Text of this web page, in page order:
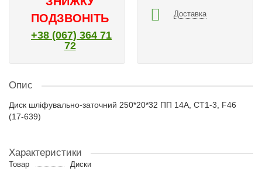
ПОДЗВОНІТЬ
+38 (067) 364 71
72
Доставка
Опис
Диск шліфувально-заточний 250*20*32 ПП 14А, СТ1-3, F46
(17-639)
Характеристики
Товар Диски